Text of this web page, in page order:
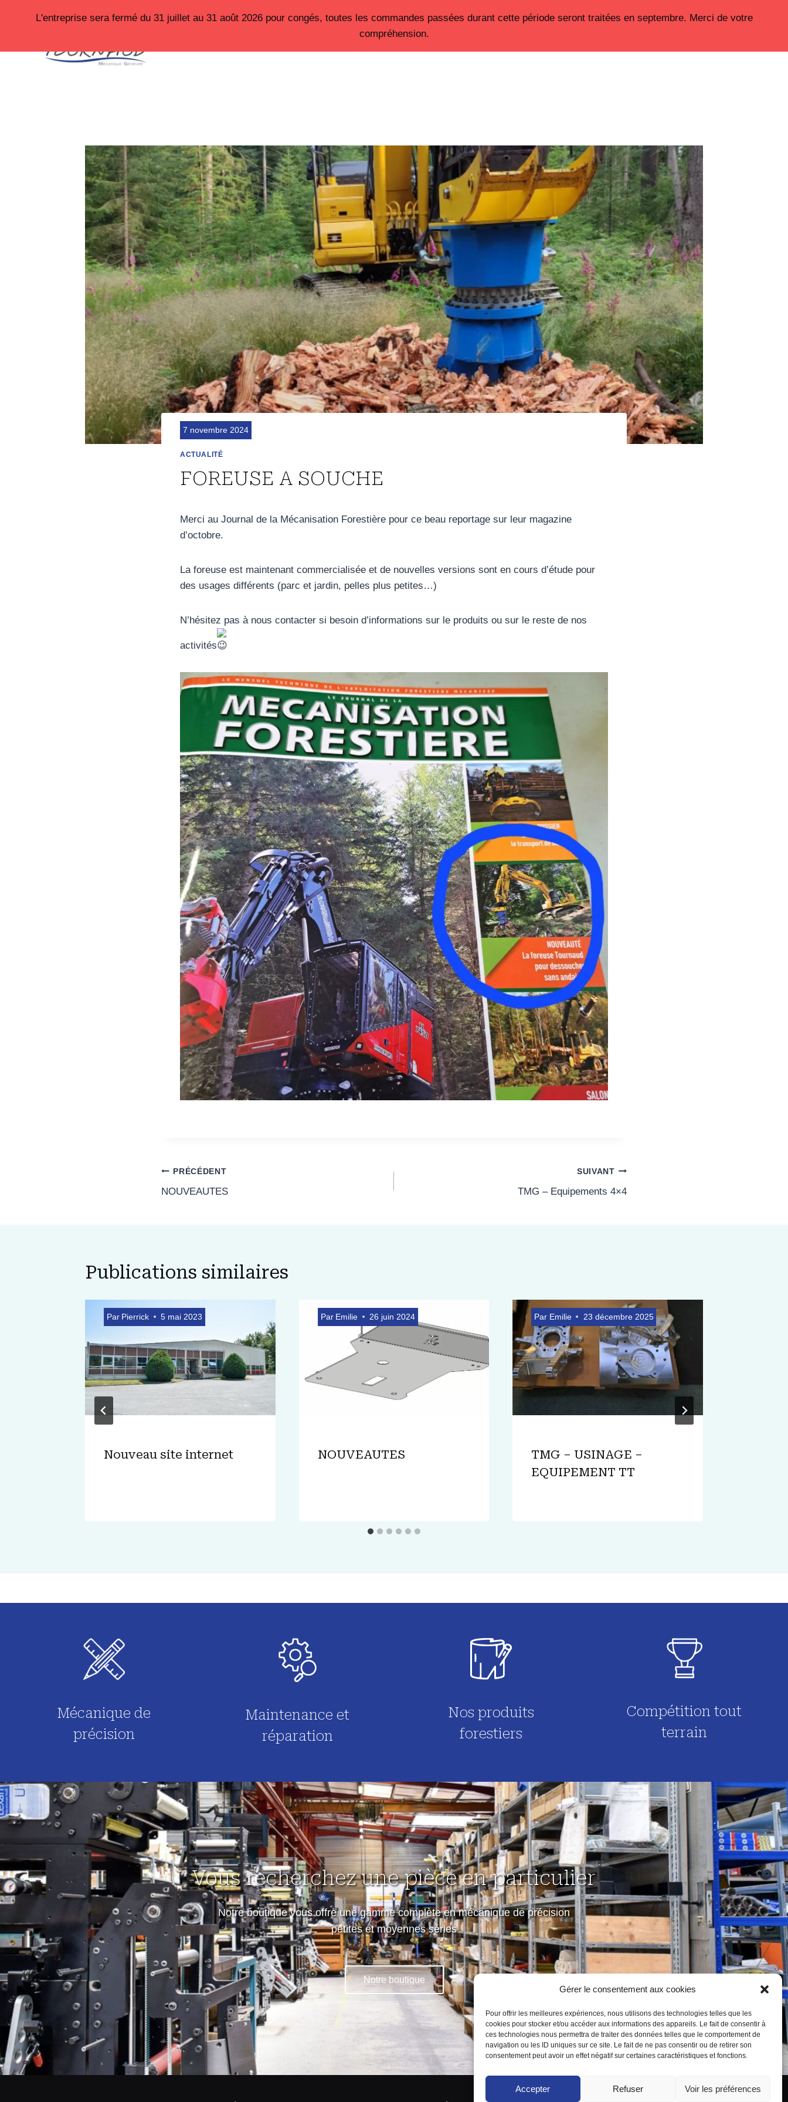
Gérer le consentement aux cookies
Pour offrir les meilleures expériences, nous utilisons des technologies telles que les
cookies pour stocker et/ou accéder aux informations des appareils. Le fait de consentir à
ces technologies nous permettra de traiter des données telles que le comportement de
navigation ou les ID uniques sur ce site. Le fait de ne pas consentir ou de retirer son
consentement peut avoir un effet négatif sur certaines caractéristiques et fonctions.
Accepter Refuser Voir les préférences
L'entreprise sera fermé du 31 juillet au 31 août 2026 pour congés, toutes les commandes passées durant cette période seront traitées en septembre. Merci de votre
compréhension.
Nos prestations
ACTUALITÉ
FOREUSE A SOUCHE
7 novembre 2024
Merci au Journal de la Mécanisation Forestière pour ce beau reportage sur leur magazine
d’octobre.
La foreuse est maintenant commercialisée et de nouvelles versions sont en cours d’étude pour
des usages différents (parc et jardin, pelles plus petites…)
N’hésitez pas à nous contacter si besoin d’informations sur le produits ou sur le reste de nos
activités
Navigation
de
PRÉCÉDENT
NOUVEAUTES
SUIVANT
TMG – Equipements 4×4
Publications similaires
Nouveau site internet
Par Pierrick 5 mai 2023
NOUVEAUTES
Par Emilie 26 juin 2024
TMG – USINAGE –
EQUIPEMENT TT
Par Emilie 23 décembre 2025
Mécanique de
précision
Maintenance et
réparation
Nos produits
forestiers
Compétition tout
terrain
Vous recherchez une pièce en particulier
Notre boutique vous offre une gamme complète en mécanique de précision
petites et moyennes séries
Notre boutique